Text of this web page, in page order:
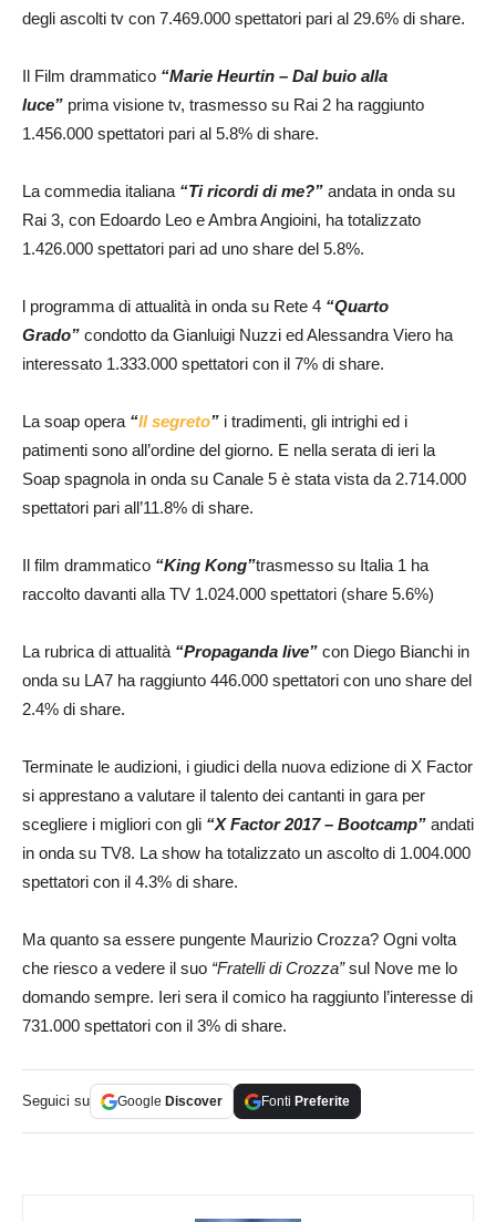
degli ascolti tv con 7.469.000 spettatori pari al 29.6% di share.
Il Film drammatico “Marie Heurtin – Dal buio alla
luce” prima visione tv, trasmesso su Rai 2 ha raggiunto
1.456.000 spettatori pari al 5.8% di share.
La commedia italiana “Ti ricordi di me?” andata in onda su
Rai 3, con Edoardo Leo e Ambra Angioini, ha totalizzato
1.426.000 spettatori pari ad uno share del 5.8%.
l programma di attualità in onda su Rete 4 “Quarto
Grado” condotto da Gianluigi Nuzzi ed Alessandra Viero ha
interessato 1.333.000 spettatori con il 7% di share.
La soap opera “Il segreto” i tradimenti, gli intrighi ed i
patimenti sono all’ordine del giorno. E nella serata di ieri la
Soap spagnola in onda su Canale 5 è stata vista da 2.714.000
spettatori pari all’11.8% di share.
Il film drammatico “King Kong”trasmesso su Italia 1 ha
raccolto davanti alla TV 1.024.000 spettatori (share 5.6%)
La rubrica di attualità “Propaganda live” con Diego Bianchi in
onda su LA7 ha raggiunto 446.000 spettatori con uno share del
2.4% di share.
Terminate le audizioni, i giudici della nuova edizione di X Factor
si apprestano a valutare il talento dei cantanti in gara per
scegliere i migliori con gli “X Factor 2017 – Bootcamp” andati
in onda su TV8. La show ha totalizzato un ascolto di 1.004.000
spettatori con il 4.3% di share.
Ma quanto sa essere pungente Maurizio Crozza? Ogni volta
che riesco a vedere il suo “Fratelli di Crozza”sul Nove me lo
domando sempre. Ieri sera il comico ha raggiunto l’interesse di
731.000 spettatori con il 3% di share.
Seguici su Google Discover Fonti Preferite